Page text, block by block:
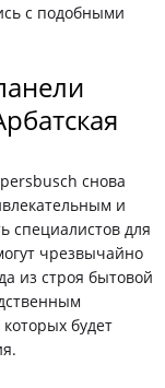
с подобными
снова
и
специалистов для
чрезвычайно
из строя бытовой
будет